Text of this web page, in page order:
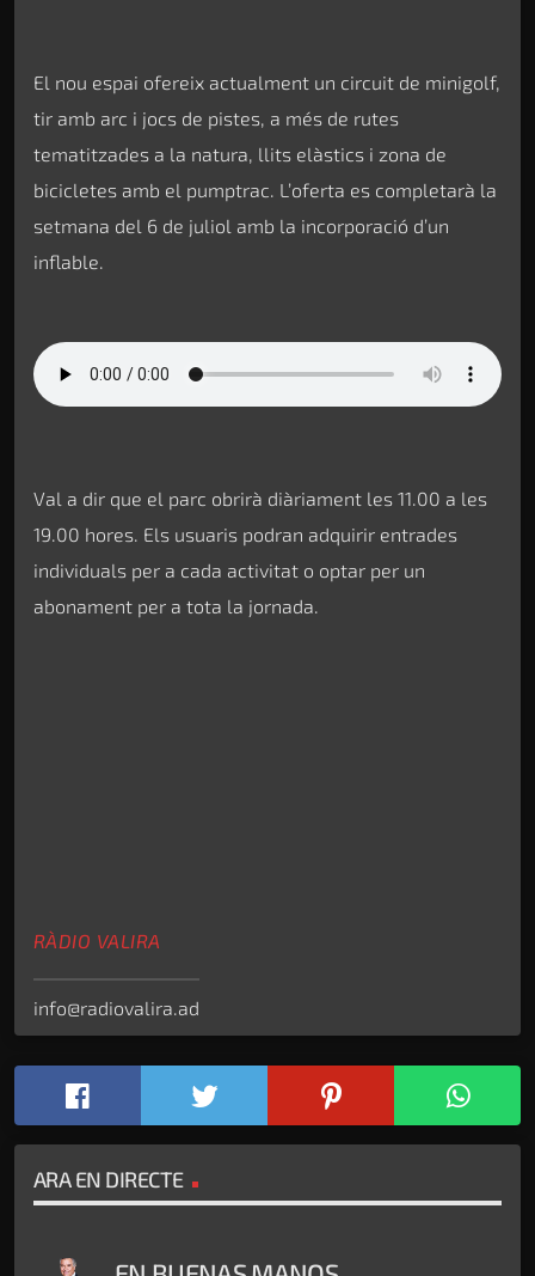
El nou espai ofereix actualment un circuit de minigolf,
tir amb arc i jocs de pistes, a més de rutes
tematitzades a la natura, llits elàstics i zona de
bicicletes amb el pumptrac. L’oferta es completarà la
setmana del 6 de juliol amb la incorporació d’un
inflable.
Val a dir que el parc obrirà diàriament les 11.00 a les
19.00 hores. Els usuaris podran adquirir entrades
individuals per a cada activitat o optar per un
abonament per a tota la jornada.
RÀDIO VALIRA
info@radiovalira.ad
ARA EN DIRECTE